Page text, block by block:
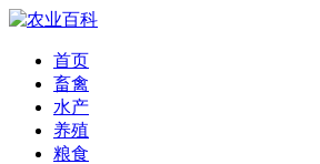
首页
畜禽
水产
养殖
粮食